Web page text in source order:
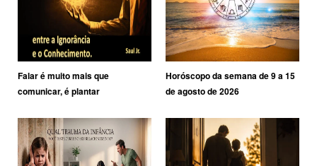
Falar é muito mais que
comunicar, é plantar
Horóscopo da semana de 9 a 15
de agosto de 2026